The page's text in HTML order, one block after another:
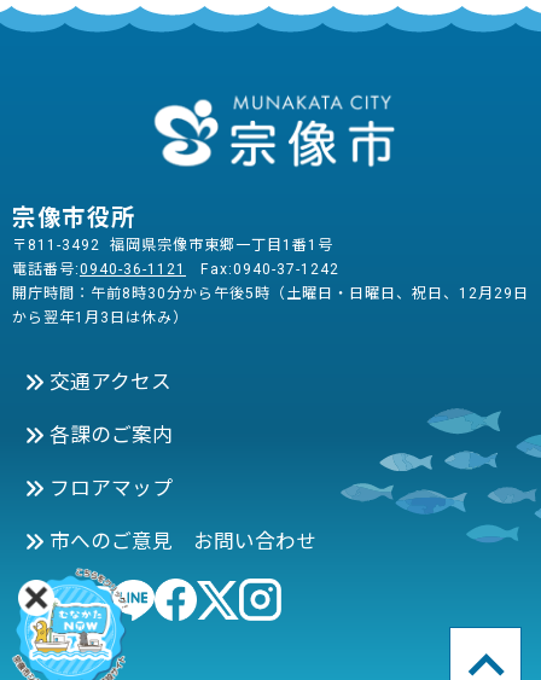
宗像市役所
〒811-3492 福岡県宗像市東郷一丁目1番1号
電話番号:0940-36-1121
Fax:0940-37-1242
開庁時間：午前8時30分から午後5時（土曜日・日曜日、祝日、12月29日
から翌年1月3日は休み）
交通アクセス
各課のご案内
フロアマップ
市へのご意見 お問い合わせ